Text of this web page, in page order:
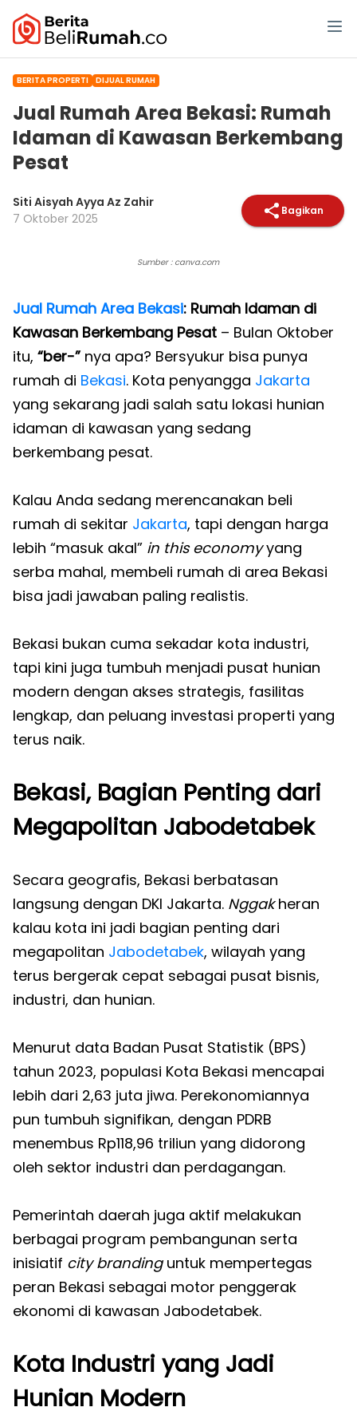
BERITA PROPERTI DIJUAL RUMAH
Jual Rumah Area Bekasi: Rumah
Idaman di Kawasan Berkembang
Pesat
Siti Aisyah Ayya Az Zahir
7 Oktober 2025
Bagikan
Sumber : canva.com
Jual Rumah Area Bekasi: Rumah Idaman di
Kawasan Berkembang Pesat – Bulan Oktober
itu, “ber-” nya apa? Bersyukur bisa punya
rumah di Bekasi. Kota penyangga Jakarta
yang sekarang jadi salah satu lokasi hunian
idaman di kawasan yang sedang
berkembang pesat.
Kalau Anda sedang merencanakan beli
rumah di sekitar Jakarta, tapi dengan harga
lebih “masuk akal” in this economyyang
serba mahal, membeli rumah di area Bekasi
bisa jadi jawaban paling realistis.
Bekasi bukan cuma sekadar kota industri,
tapi kini juga tumbuh menjadi pusat hunian
modern dengan akses strategis, fasilitas
lengkap, dan peluang investasi properti yang
terus naik.
Bekasi, Bagian Penting dari
Megapolitan Jabodetabek
Secara geografis, Bekasi berbatasan
langsung dengan DKI Jakarta. Nggakheran
kalau kota ini jadi bagian penting dari
megapolitan Jabodetabek, wilayah yang
terus bergerak cepat sebagai pusat bisnis,
industri, dan hunian.
Menurut data Badan Pusat Statistik (BPS)
tahun 2023, populasi Kota Bekasi mencapai
lebih dari 2,63 juta jiwa. Perekonomiannya
pun tumbuh signifikan, dengan PDRB
menembus Rp118,96 triliun yang didorong
oleh sektor industri dan perdagangan.
Pemerintah daerah juga aktif melakukan
berbagai program pembangunan serta
inisiatif city brandinguntuk mempertegas
peran Bekasi sebagai motor penggerak
ekonomi di kawasan Jabodetabek.
Kota Industri yang Jadi
Hunian Modern